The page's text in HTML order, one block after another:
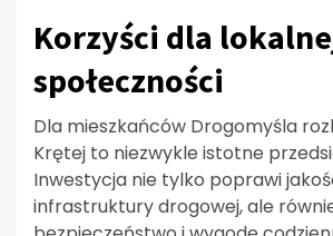
Korzyści dla
społeczności
Dla mieszkańców Drogomyśla
Krętej to niezwykle istotne
Inwestycja nie tylko poprawi
infrastruktury drogowej, ale